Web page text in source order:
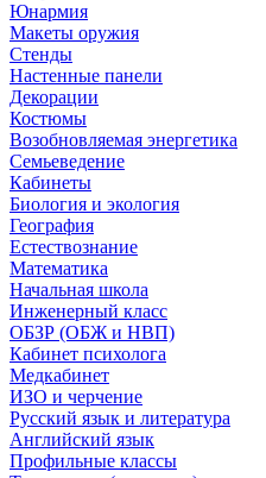
Юнармия
Макеты оружия
Стенды
Настенные панели
Декорации
Костюмы
Возобновляемая энергетика
Семьеведение
Кабинеты
Биология и экология
География
Естествознание
Математика
Начальная школа
Инженерный класс
ОБЗР (ОБЖ и НВП)
Кабинет психолога
Медкабинет
ИЗО и черчение
Русский язык и литература
Английский язык
Профильные классы